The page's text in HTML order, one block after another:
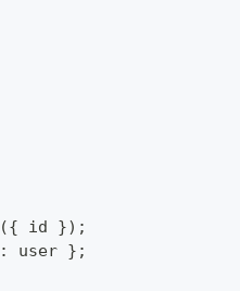
({ id }) ;
: user } ;